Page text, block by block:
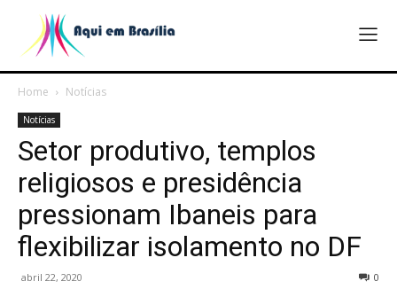
Home Notícias
Notícias
Setor produtivo, templos
religiosos e presidência
pressionam Ibaneis para
flexibilizar isolamento no DF
abril 22, 2020 0